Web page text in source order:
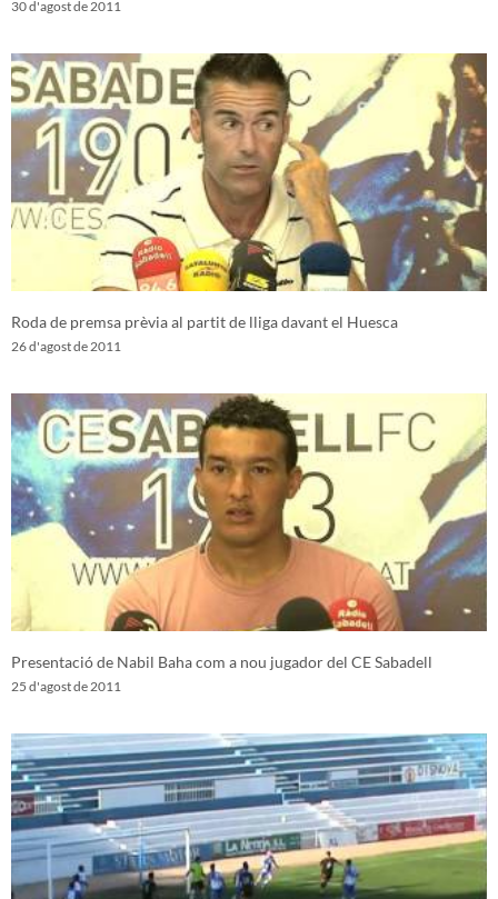
30 d'agost de 2011
Roda de premsa prèvia al partit de lliga davant el Huesca
26 d'agost de 2011
Presentació de Nabil Baha com a nou jugador del CE Sabadell
25 d'agost de 2011